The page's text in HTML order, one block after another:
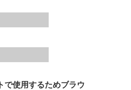
で使用するためブラウ